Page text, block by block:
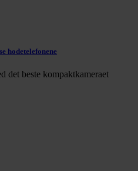
hodetelefonene
det beste kompaktkameraet